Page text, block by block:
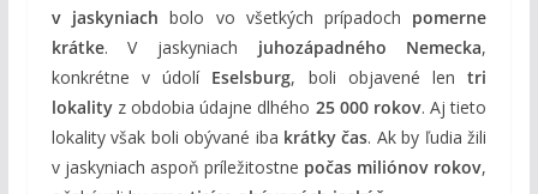
v jaskyniach bolo vo všetkých prípadoch pomerne
krátke. V jaskyniach juhozápadného Nemecka,
konkrétne v údolí Eselsburg, boli objavené lentri
lokalityz obdobia údajne dlhého 25 000 rokov. Aj tieto
lokality však boli obývané iba krátky čas. Ak by ľudia žili
v jaskyniach aspoň príležitostne počas miliónov rokov,